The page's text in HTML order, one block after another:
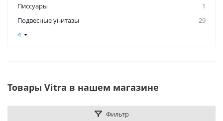
Писсуары
1
Подвесные унитазы
29
4
Товары Vitra в нашем магазине
Фильтр